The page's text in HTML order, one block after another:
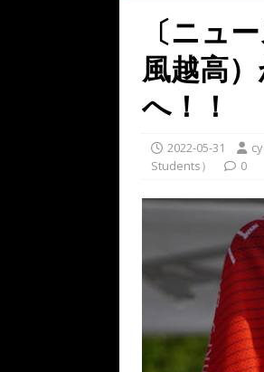
〔ニュ
風越高
へ！！
2022-05-31
Students）
0